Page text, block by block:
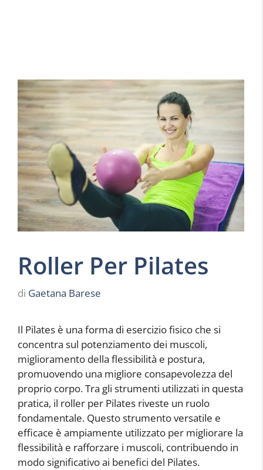
Roller Per Pilates
di Gaetana Barese
Il Pilates è una forma di esercizio fisico che si
concentra sul potenziamento dei muscoli,
miglioramento della flessibilità e postura,
promuovendo una migliore consapevolezza del
proprio corpo. Tra gli strumenti utilizzati in questa
pratica, il roller per Pilates riveste un ruolo
fondamentale. Questo strumento versatile e
efficace è ampiamente utilizzato per migliorare la
flessibilità e rafforzare i muscoli, contribuendo in
modo significativo ai benefici del Pilates.